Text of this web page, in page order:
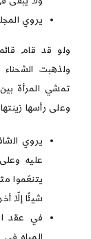
يروي
ولو قد قام
ولذهبت
تمشي المرأة
وعلى رأسها
يروي
عليه
يتنعّموا
شيئًا إلّا
في عقد
المياه في